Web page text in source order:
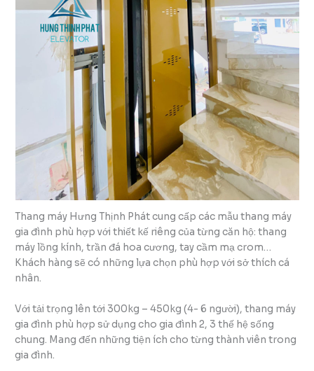
Thang máy Hưng Thịnh Phát cung cấp các mẫu thang máy
gia đình phù hợp với thiết kế riêng của từng căn hộ: thang
máy lồng kính, trần đá hoa cương, tay cầm mạ crom…
Khách hàng sẽ có những lựa chọn phù hợp với sở thích cá
nhân.
Với tải trọng lên tới 300kg – 450kg (4- 6 người), thang máy
gia đình phù hợp sử dụng cho gia đình 2, 3 thế hệ sống
chung. Mang đến những tiện ích cho từng thành viên trong
gia đình.